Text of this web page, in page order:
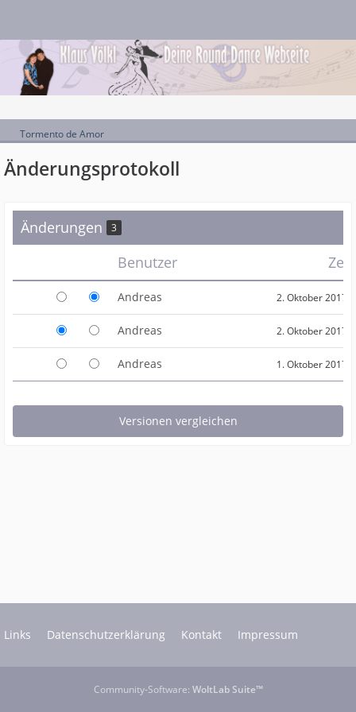
Tormento de Amor
Änderungsprotokoll
Änderungen 3
Benutzer
Andreas 2. Oktober 2017
Andreas 2. Oktober 2017
Andreas 1. Oktober 2017
Links Datenschutzerklärung Kontakt Impressum
Community-Software: WoltLab Suite™